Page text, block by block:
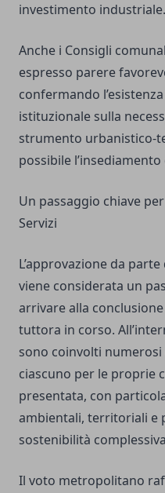
investimento industriale.
Anche i Consigli
espresso parere
confermando
istituzionale sulla
strumento urbanistico-
possibile
Un passaggio chiave
Servizi
L’approvazione da
viene considerata un
arrivare alla
tuttora in corso.
sono coinvolti
ciascuno per le proprie
presentata, con
ambientali, territoriali e
sostenibilità
Il voto metropolitano